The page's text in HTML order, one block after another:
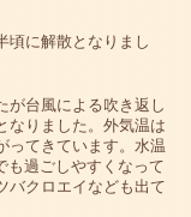
頃に解散となりまし
が台風による吹き返し
なりました。外気温は
ってきています。水温
過ごしやすくなって
バクロエイなども出て